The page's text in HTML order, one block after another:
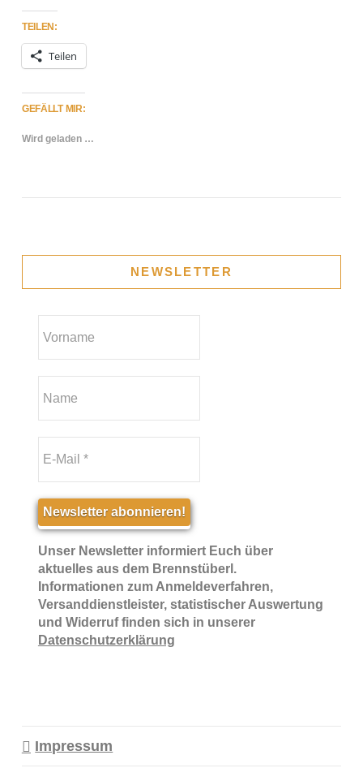
TEILEN:
Teilen
GEFÄLLT MIR:
Wird geladen …
NEWSLETTER
Unser Newsletter informiert Euch über
aktuelles aus dem Brennstüberl.
Informationen zum Anmeldeverfahren,
Versanddienstleister, statistischer Auswertung
und Widerruf finden sich in unserer
Datenschutzerklärung
Impressum